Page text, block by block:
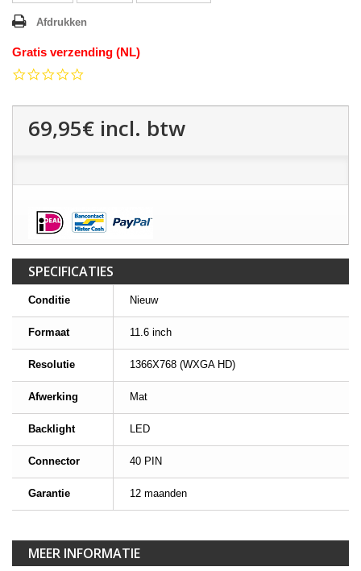
Afdrukken
Gratis verzending (NL)
69,95€ incl. btw
SPECIFICATIES
Conditie Nieuw
Formaat 11.6 inch
Resolutie 1366X768 (WXGA HD)
Afwerking Mat
Backlight LED
Connector 40 PIN
Garantie 12 maanden
MEER INFORMATIE